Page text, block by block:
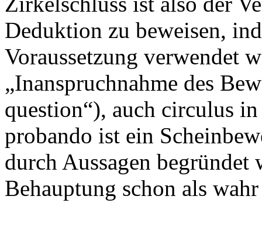
Deduktion zu beweisen,
Voraussetzung
„Inanspruchnahme des
question“), auch circulus
probando ist ein
durch Aussagen
Behauptung schon als